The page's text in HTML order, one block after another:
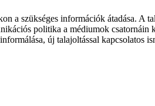
a szükséges információk átadása. A
politika a médiumok csatornáin
új talajoltással kapcsolatos